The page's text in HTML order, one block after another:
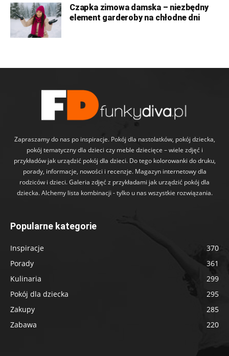
Czapka zimowa damska – niezbędny
element garderoby na chłodne dni
Zapraszamy do nas po inspiracje. Pokój dla nastolatków, pokój dziecka,
pokój tematyczny dla dzieci czy meble dziecięce – wiele zdjęć i
przykładów jak urządzić pokój dla dzieci. Do tego kolorowanki do druku,
porady, informacje, nowości i recenzje. Magazyn internetowy dla
rodziców i dzieci. Galeria zdjęć z przykładami jak urządzić pokój dla
dziecka. Alchemy lista kombinacji - tylko u nas wszystkie rozwiązania.
Popularne kategorie
Inspiracje
370
Porady
361
Kulinaria
299
Pokój dla dziecka
295
Zakupy
285
Zabawa
220